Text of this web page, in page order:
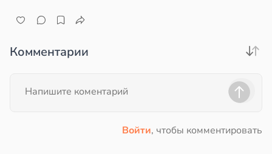
Комментарии
Войти, чтобы комментировать